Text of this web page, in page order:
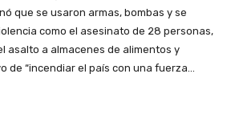
que se usaron armas, bombas y se
como el asesinato de 28 personas,
asalto a almacenes de alimentos y
de “incendiar el país con una fuerza…